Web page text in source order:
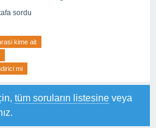
sordu
kime ait
mi
tüm soruların listesine veya